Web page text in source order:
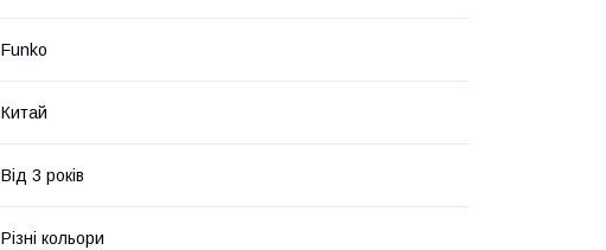
Funko
Китай
Від 3 років
Різні кольори